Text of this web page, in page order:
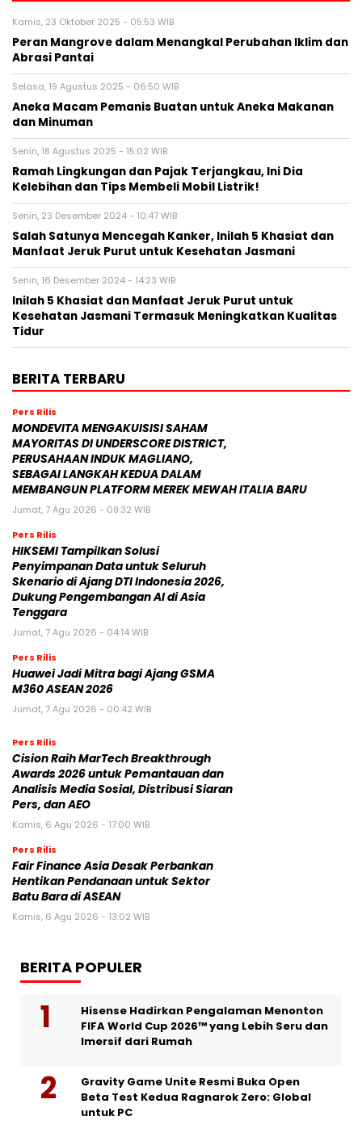
Kamis, 23 Oktober 2025 - 05:53 WIB
Peran Mangrove dalam Menangkal Perubahan Iklim dan
Abrasi Pantai
Selasa, 19 Agustus 2025 - 06:50 WIB
Aneka Macam Pemanis Buatan untuk Aneka Makanan
dan Minuman
Senin, 18 Agustus 2025 - 15:02 WIB
Ramah Lingkungan dan Pajak Terjangkau, Ini Dia
Kelebihan dan Tips Membeli Mobil Listrik!
Senin, 23 Desember 2024 - 10:47 WIB
Salah Satunya Mencegah Kanker, Inilah 5 Khasiat dan
Manfaat Jeruk Purut untuk Kesehatan Jasmani
Senin, 16 Desember 2024 - 14:23 WIB
Inilah 5 Khasiat dan Manfaat Jeruk Purut untuk
Kesehatan Jasmani Termasuk Meningkatkan Kualitas
Tidur
BERITA TERBARU
Pers Rilis
MONDEVITA MENGAKUISISI SAHAM
MAYORITAS DI UNDERSCORE DISTRICT,
PERUSAHAAN INDUK MAGLIANO,
SEBAGAI LANGKAH KEDUA DALAM
MEMBANGUN PLATFORM MEREK MEWAH ITALIA BARU
Jumat, 7 Agu 2026 - 09:32 WIB
Pers Rilis
HIKSEMI Tampilkan Solusi
Penyimpanan Data untuk Seluruh
Skenario di Ajang DTI Indonesia 2026,
Dukung Pengembangan AI di Asia
Tenggara
Jumat, 7 Agu 2026 - 04:14 WIB
Pers Rilis
Huawei Jadi Mitra bagi Ajang GSMA
M360 ASEAN 2026
Jumat, 7 Agu 2026 - 00:42 WIB
Pers Rilis
Cision Raih MarTech Breakthrough
Awards 2026 untuk Pemantauan dan
Analisis Media Sosial, Distribusi Siaran
Pers, dan AEO
Kamis, 6 Agu 2026 - 17:00 WIB
Pers Rilis
Fair Finance Asia Desak Perbankan
Hentikan Pendanaan untuk Sektor
Batu Bara di ASEAN
Kamis, 6 Agu 2026 - 13:02 WIB
BERITA POPULER
Hisense Hadirkan Pengalaman Menonton
FIFA World Cup 2026™ yang Lebih Seru dan
Imersif dari Rumah
Gravity Game Unite Resmi Buka Open
Beta Test Kedua Ragnarok Zero: Global
untuk PC